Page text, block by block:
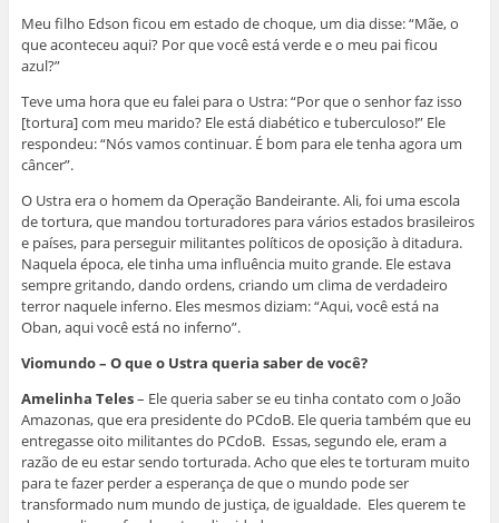
Meu filho Edson ficou em estado de choque, um dia disse: “Mãe, o
que aconteceu aqui? Por que você está verde e o meu pai ficou
azul?”
Teve uma hora que eu falei para o Ustra: “Por que o senhor faz isso
[tortura] com meu marido? Ele está diabético e tuberculoso!” Ele
respondeu: “Nós vamos continuar. É bom para ele tenha agora um
câncer”.
O Ustra era o homem da Operação Bandeirante. Ali, foi uma escola
de tortura, que mandou torturadores para vários estados brasileiros
e países, para perseguir militantes políticos de oposição à ditadura.
Naquela época, ele tinha uma influência muito grande. Ele estava
sempre gritando, dando ordens, criando um clima de verdadeiro
terror naquele inferno. Eles mesmos diziam: “Aqui, você está na
Oban, aqui você está no inferno”.
Viomundo – O que o Ustra queria saber de você?
Amelinha Teles– Ele queria saber se eu tinha contato com o João
Amazonas, que era presidente do PCdoB. Ele queria também que eu
entregasse oito militantes do PCdoB. Essas, segundo ele, eram a
razão de eu estar sendo torturada. Acho que eles te torturam muito
para te fazer perder a esperança de que o mundo pode ser
transformado num mundo de justiça, de igualdade. Eles querem te